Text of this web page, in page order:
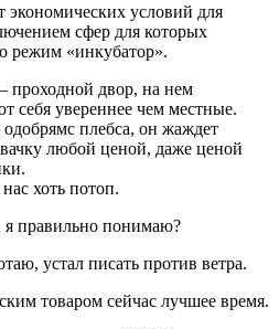
экономических условий для
сфер для которых
режим «инкубатор».
двор, на нем
себя увереннее чем местные.
плебса, он жаждет
любой ценой, даже ценой
хоть потоп.
правильно понимаю?
устал писать против ветра.
товаром сейчас лучшее время.